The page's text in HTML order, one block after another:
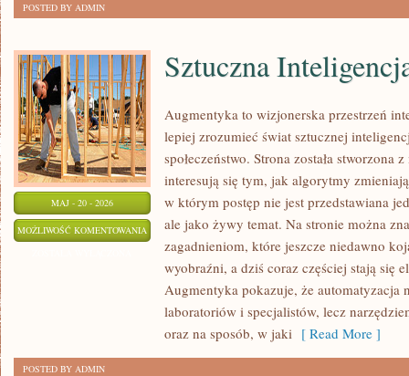
POSTED BY ADMIN
MAJ - 20 - 2026
MOŻLIWOŚĆ KOMENTOWANIA SZTUCZNA
INTELIGENCJA
PRAKTYCE
Sztuczna
Augmentyka to wizjonerska przestrzeń
lepiej zrozumieć świat sztucznej
społeczeństwo. Strona została
interesują się tym, jak algorytmy
w którym postęp nie jest przedstawiana
ale jako żywy temat. Na stronie można
zagadnieniom, które jeszcze niedawno
wyobraźni, a dziś coraz częściej stają się
Augmentyka pokazuje, że automatyzacja
laboratoriów i specjalistów, lecz
oraz na sposób, w jaki [ Read More ]
POSTED BY ADMIN